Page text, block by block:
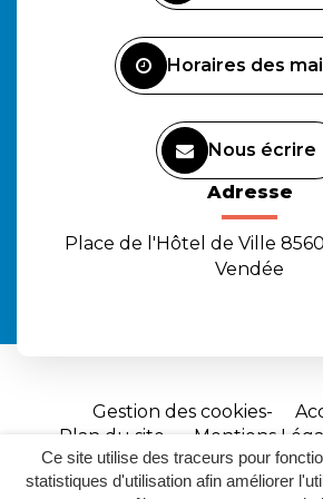
Ce site utilise des traceurs pour
statistiques d'utilisation afin améliorer
comptecompte
Horaires des
Nous écrire
Adresse
Place de l'Hôtel de Ville
Vendée
Gestion des cookies
Plan du site
Mentions
Site